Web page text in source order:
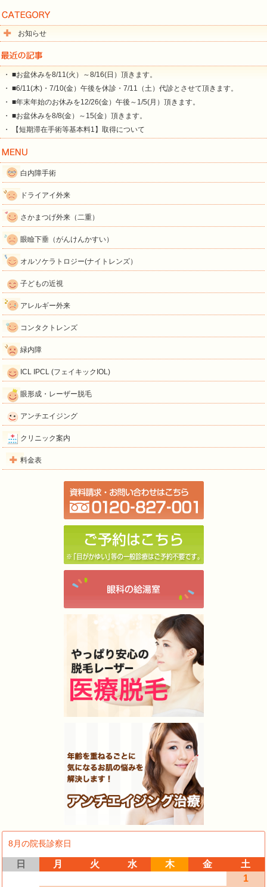
お知らせ
・ ■お盆休みを8/11(火）～8/16(日）頂きます。
・ ■6/11(木)・7/10(金）午後を休診・7/11（土）代診とさせて頂きます。
・ ■年末年始のお休みを12/26(金）午後～1/5(月）頂きます。
・ ■お盆休みを8/8(金）～15(金）頂きます。
・ 【短期滞在手術等基本料1】取得について
白内障手術
ドライアイ外来
さかまつげ外来（二重）
眼瞼下垂（がんけんかすい）
オルソケラトロジー(ナイトレンズ）
子どもの近視
アレルギー外来
コンタクトレンズ
緑内障
ICL IPCL (フェイキックIOL)
眼形成・レーザー脱毛
アンチエイジング
クリニック案内
料金表
8月の院長診察日
日 月 火 水 木 金
土
1